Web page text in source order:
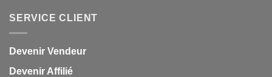
SERVICE CLIENT
Devenir Vendeur
Devenir Affilié